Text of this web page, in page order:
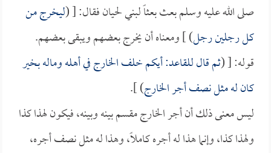
صلى الله عليه وسلم بعث بعثاً لبني لحيان فقال: [ (ليخرج من
كل رجلين رجل) ] ومعناه أن يخرج بعضهم ويبقى بعضهم.
قوله: [ (ثم قال للقاعد: أيكم خلف الخارج في أهله وماله بخير
كان له مثل نصف أجر الخارج) ].
ليس معنى ذلك أن أجر الخارج مقسم بينه وبينه، فيكون لهذا كذا
ولهذا كذا، وإنما هذا له أجره كاملاً، وهذا له مثل نصف أجره،